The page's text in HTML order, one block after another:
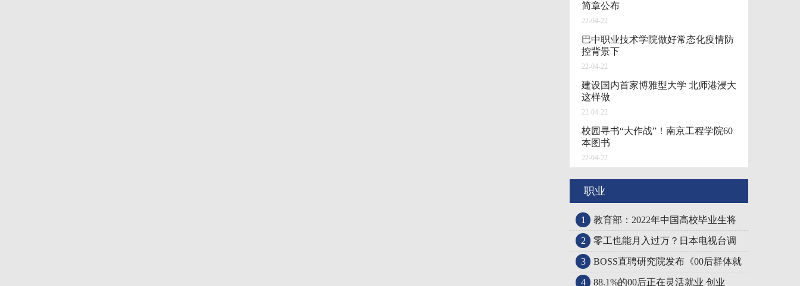
简章公布
22-04-22
巴中职业技术学院做好常态化疫情防
控背景下
22-04-22
建设国内首家博雅型大学 北师港浸大
这样做
22-04-22
校园寻书“大作战”！南京工程学院60
本图书
22-04-22
职业
1 教育部：2022年中国高校毕业生将
2 零工也能月入过万？日本电视台调
3 BOSS直聘研究院发布《00后群体就
4 88.1%的00后正在灵活就业 创业